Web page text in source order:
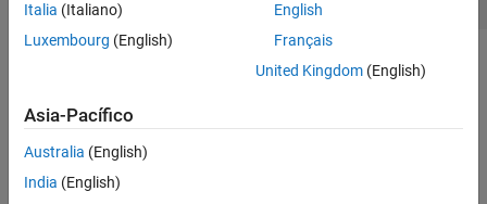
Italia (Italiano)
Luxembourg (English)
English
Français
United Kingdom(English)
Asia-Pacífico
Australia (English)
India (English)